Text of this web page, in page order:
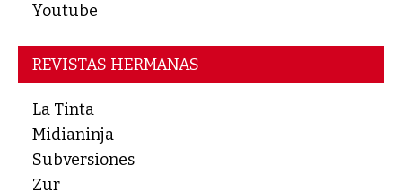
Youtube
REVISTAS HERMANAS
La Tinta
Midianinja
Subversiones
Zur